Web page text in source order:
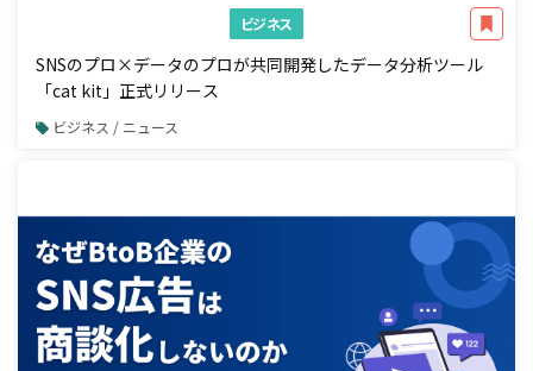
ビジネス
SNSのプロ×データのプロが共同開発したデータ分析ツール
「cat kit」正式リリース
ビジネス / ニュース